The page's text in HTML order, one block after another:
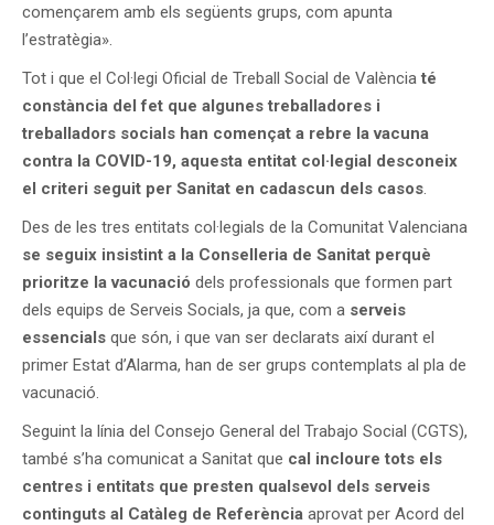
començarem amb els següents grups, com apunta
l’estratègia».
Tot i que el Col·legi Oficial de Treball Social de València té
constància del fet que algunes treballadores i
treballadors socials han començat a rebre la vacuna
contra la COVID-19, aquesta entitat col·legial desconeix
el criteri seguit per Sanitat en cadascun dels casos.
Des de les tres entitats col·legials de la Comunitat Valenciana
se seguix insistint a la Conselleria de Sanitat perquè
prioritze la vacunació dels professionals que formen part
dels equips de Serveis Socials, ja que, com a serveis
essencials que són, i que van ser declarats així durant el
primer Estat d’Alarma, han de ser grups contemplats al pla de
vacunació.
Seguint la línia del Consejo General del Trabajo Social (CGTS),
també s’ha comunicat a Sanitat que cal incloure tots els
centres i entitats que presten qualsevol dels serveis
continguts al Catàleg de Referència aprovat per Acord del